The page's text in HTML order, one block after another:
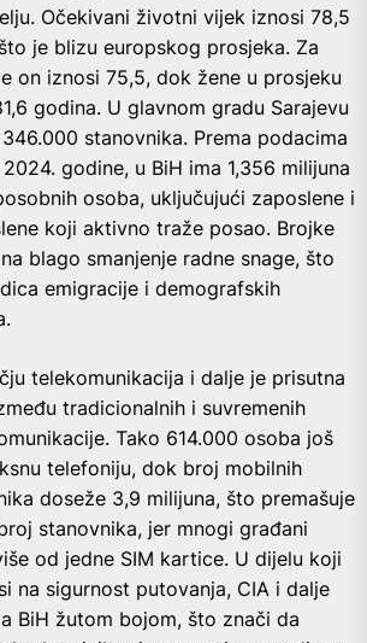
Očekivani životni vijek iznosi 78,5
je blizu europskog prosjeka. Za
on iznosi 75,5, dok žene u prosjeku
godina. U glavnom gradu Sarajevu
stanovnika. Prema podacima
godine, u BiH ima 1,356 milijuna
osoba, uključujući zaposlene i
koji aktivno traže posao. Brojke
blago smanjenje radne snage, što
emigracije i demografskih
telekomunikacija i dalje je prisutna
tradicionalnih i suvremenih
Tako 614.000 osoba još
telefoniju, dok broj mobilnih
doseže 3,9 milijuna, što premašuje
stanovnika, jer mnogi građani
od jedne SIM kartice. U dijelu koji
na sigurnost putovanja, CIA i dalje
BiH žutom bojom, što znači da